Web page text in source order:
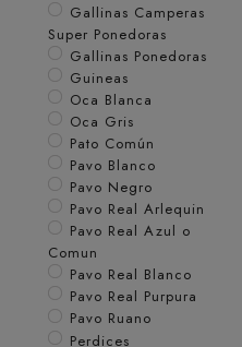
Gallinas Camperas
Super Ponedoras
Gallinas Ponedoras
Guineas
Oca Blanca
Oca Gris
Pato Común
Pavo Blanco
Pavo Negro
Pavo Real Arlequin
Pavo Real Azul o
Comun
Pavo Real Blanco
Pavo Real Purpura
Pavo Ruano
Perdices